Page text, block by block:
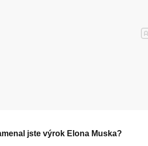
jste výrok Elona Muska?